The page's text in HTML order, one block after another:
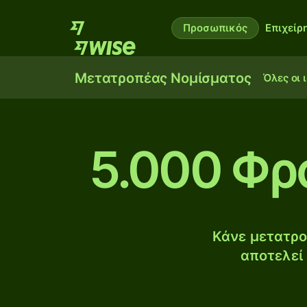
Προσωπικός
Μετατροπέας Νομίσματος Όλες οι
5.000
Κάνε